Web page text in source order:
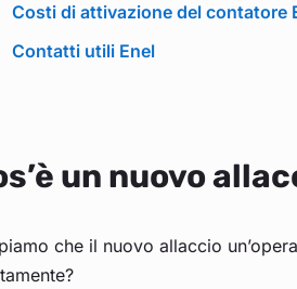
Costi di attivazione del contatore
Contatti utili Enel
un nuovo
che il nuovo allaccio